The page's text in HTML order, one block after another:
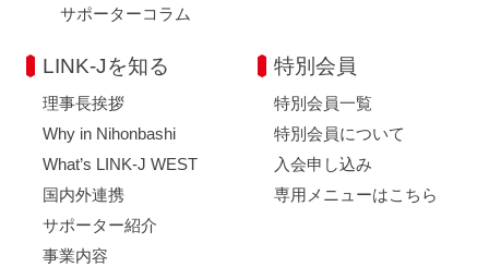
サポーターコラム
LINK-Jを知る
理事長挨拶
Why in Nihonbashi
What’s LINK-J WEST
国内外連携
サポーター紹介
事業内容
特別会員
特別会員一覧
特別会員について
入会申し込み
専用メニューはこちら